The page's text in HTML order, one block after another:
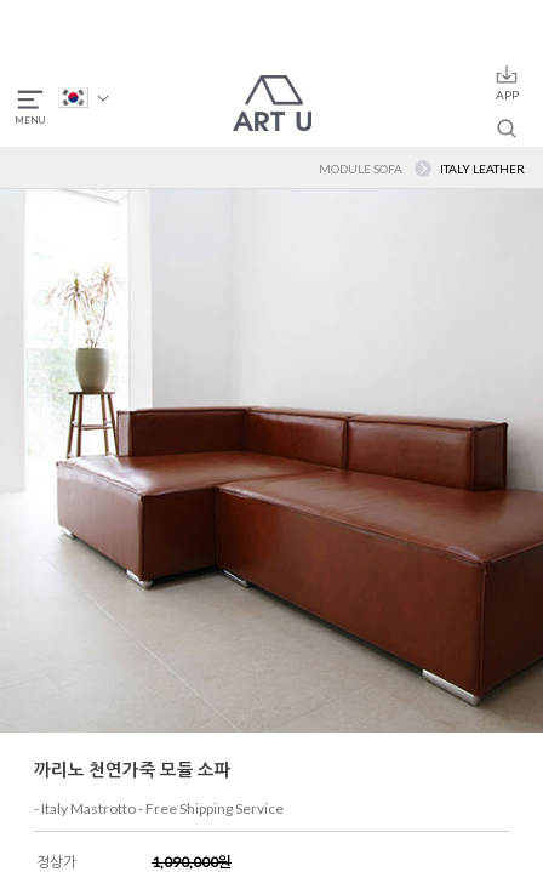
MODULE SOFA ITALY LEATHER
까리노 천연가죽 모듈 소파
- Italy Mastrotto - Free Shipping Service
정상가 1,090,000원